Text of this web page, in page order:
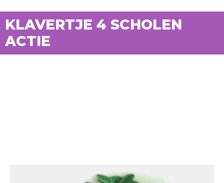
KLAVERTJE 4 SCHOLEN
ACTIE